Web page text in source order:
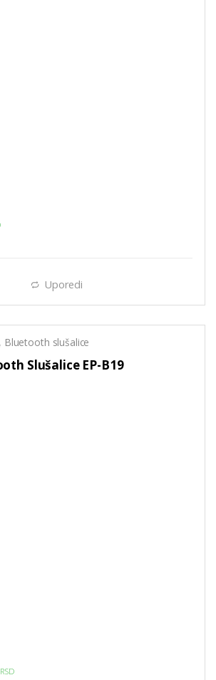
Uporedi
, Bluetooth slušalice
Slušalice EP-B19
RSD